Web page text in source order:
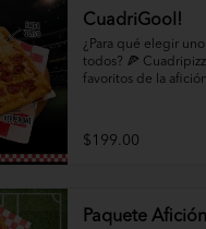
CuadriGool!
¿Para qué elegir
todos? 🍕
favoritos de la
de ajonjolí!
Refresco de 1.5L por
$199.00
Paquete Afición